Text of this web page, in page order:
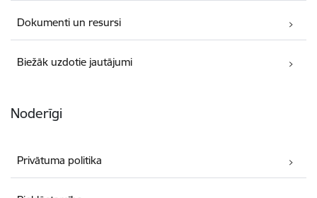
Dokumenti un resursi
Biežāk uzdotie jautājumi
Noderīgi
Privātuma politika